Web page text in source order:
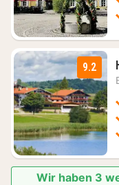
9.2
Wir haben 3